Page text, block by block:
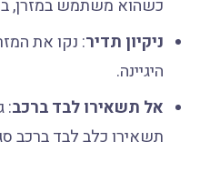
כשהוא משתמש במזרן,
ניקיון תדיר: נקו את
היגיינה.
אל תשאירו לבד ברכב:
תשאירו כלב לבד ברכב